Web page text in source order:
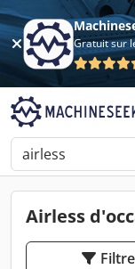
Gratuit sur
Airless
Filtre